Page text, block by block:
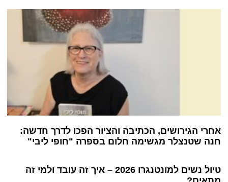
אחרי הגירושים, הכתיבה והציור הפכו לדרך חדשה:
חנה שטנצלר מגשימה חלום בספרה "חופי ליבי"
טיול נשים למונטנגרו 2026 – איך זה עובד ולמי זה